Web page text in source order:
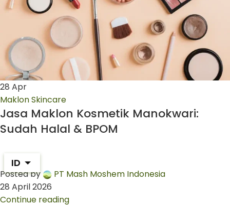
28 Apr
Maklon Skincare
Jasa Maklon Kosmetik Manokwari:
Sudah Halal & BPOM
Posted by
PT Mash Moshem Indonesia
28 April 2026
Continue reading
ID